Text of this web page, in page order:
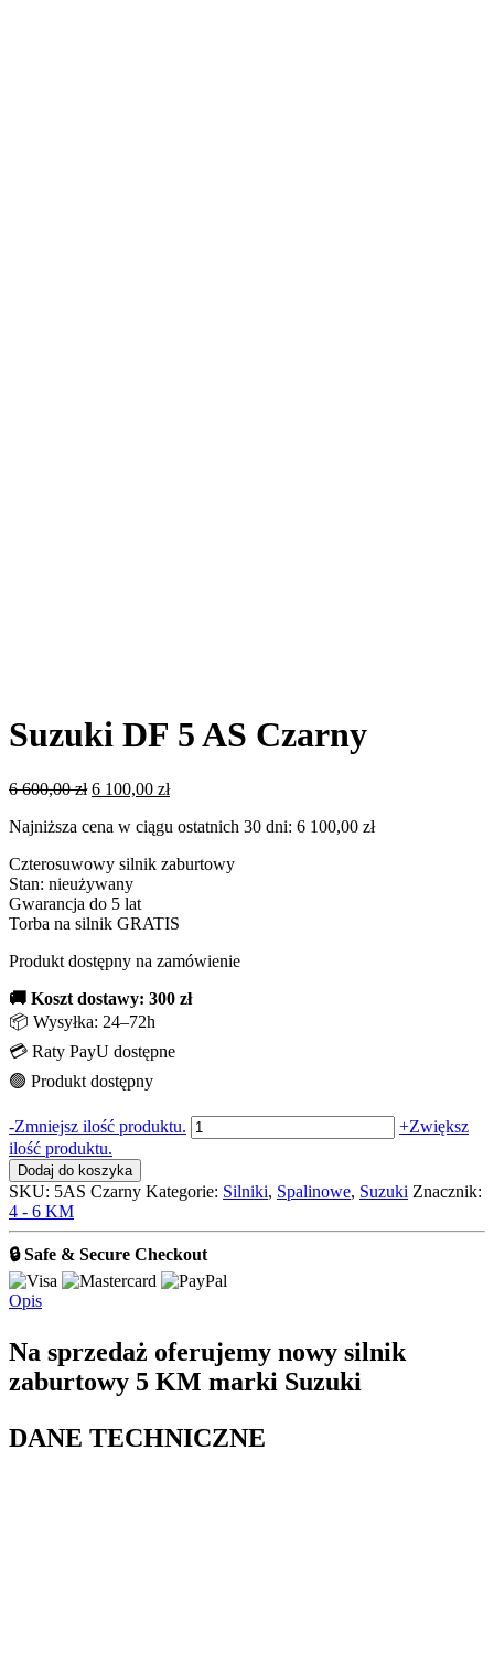
Suzuki DF 5 AS Czarny
6 600,00zł Pierwotna
wynosiła:
600,00 zł.
6 100,00 złAktualna
wynosi:
100,00 zł.
Najniższa cena w ciągu ostatnich 30 dni: 6 100,00 zł
Czterosuwowy silnik zaburtowy
Stan: nieużywany
Gwarancja do 5 lat
Torba na silnik GRATIS
Produkt dostępny na zamówienie
🚚 Koszt dostawy: 300 zł
📦 Wysyłka: 24–72h
💳 Raty PayU dostępne
🟢 Produkt dostępny
-Zmniejsz ilość produktu. ilość
Suzuki
AS
+Zwiększ
ilość produktu.
Dodaj do koszyka
SKU: 5AS Czarny Kategorie: Silniki, Spalinowe, Suzuki Znacznik:
4 - 6 KM
🔒 Safe & Secure Checkout
Opis
Na sprzedaż oferujemy nowy silnik
zaburtowy 5 KM marki Suzuki
DANE TECHNICZNE